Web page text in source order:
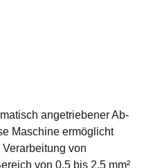
an­ge­trie­bener Ab­
Maschine er­mög­licht
von
von 0,5 bis 2,5 mm²